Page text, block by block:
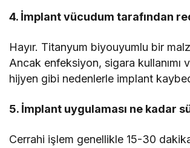
4. İmplant vücudum tarafından
Hayır. Titanyum biyouyumlu bir
Ancak enfeksiyon, sigara kullanımı
hijyen gibi nedenlerle implant
5. İmplant uygulaması ne kadar
Cerrahi işlem genellikle 15-30